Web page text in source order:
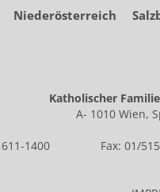
Niederösterreich
Katholischer
A- 1010 Wien,
1400 Fax: 01/